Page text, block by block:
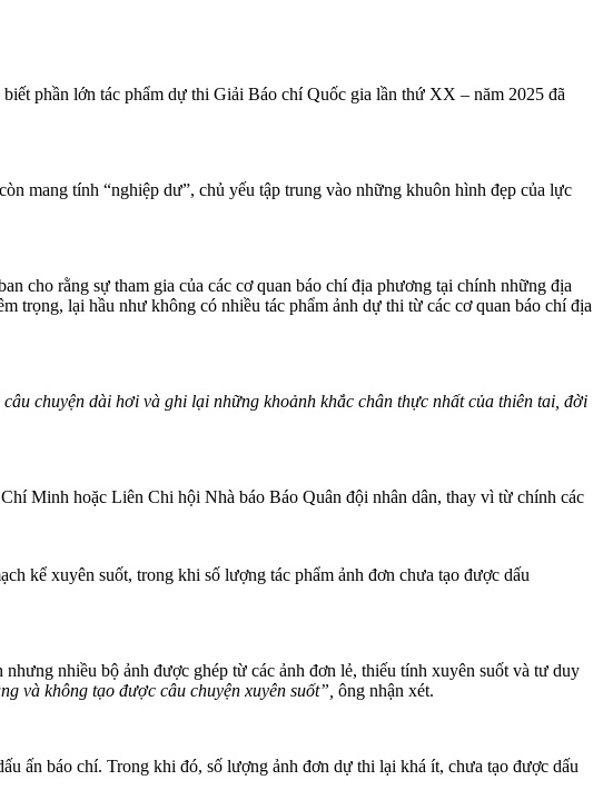
phần lớn tác phẩm dự thi Giải Báo chí Quốc gia lần thứ XX – năm 2025 đã
mang tính “nghiệp dư”, chủ yếu tập trung vào những khuôn hình đẹp của lực
cho rằng sự tham gia của các cơ quan báo chí địa phương tại chính những địa
trọng, lại hầu như không có nhiều tác phẩm ảnh dự thi từ các cơ quan báo chí địa
chuyện dài hơi và ghi lại những khoảnh khắc chân thực nhất của thiên tai, đời
Minh hoặc Liên Chi hội Nhà báo Báo Quân đội nhân dân, thay vì từ chính các
kể xuyên suốt, trong khi số lượng tác phẩm ảnh đơn chưa tạo được dấu
nhiều bộ ảnh được ghép từ các ảnh đơn lẻ, thiếu tính xuyên suốt và tư duy
và không tạo được câu chuyện xuyên suốt”, ông nhận xét.
ấn báo chí. Trong khi đó, số lượng ảnh đơn dự thi lại khá ít, chưa tạo được dấu